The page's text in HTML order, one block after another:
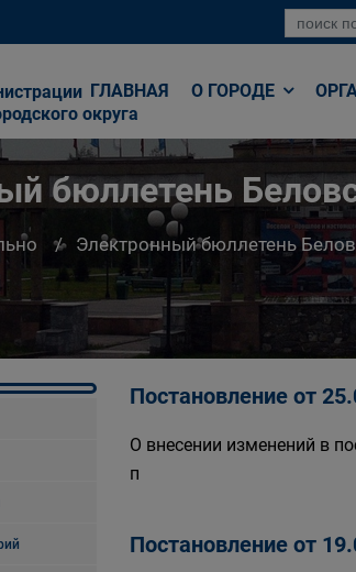
округа
ГЛАВНАЯ О ГОРОДЕ
бюллетень
Электронный бюллетень
Постановление от
О внесении изменений в
п
Постановление от